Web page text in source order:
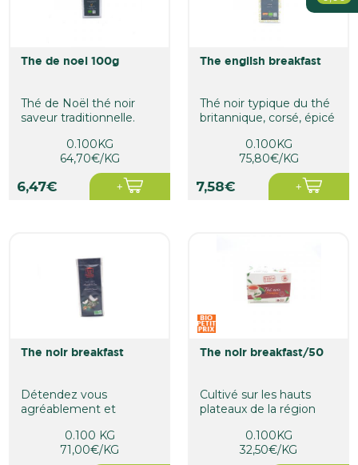
Farines, sucres et desserts
the de noel 100g
Thé de Noël thé noir
saveur traditionnelle.
0.100KG
64,70€/KG
6,47€
the english breakfast
Thé noir typique du thé
britannique, corsé, épicé
0.100KG
75,80€/KG
7,58€
the noir breakfast
Détendez vous
agréablement et
douceur et
gourmandise...
0.100 KG
71,00€/KG
the noir breakfast/50
Cultivé sur les hauts
plateaux de la région
0.100KG
32,50€/KG